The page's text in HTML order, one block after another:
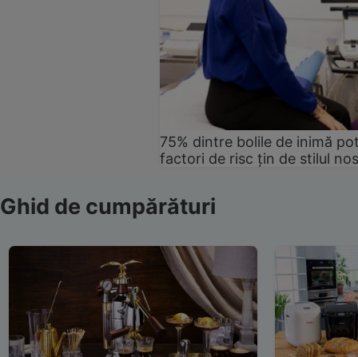
75% dintre bolile de inimă
factori de risc țin de stilul
Ghid de cumpărături